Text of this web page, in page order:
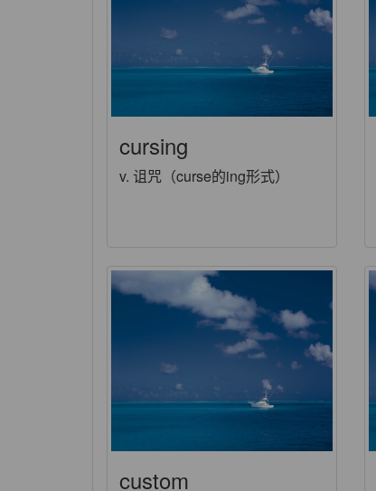
cursing
v. 诅咒（curse的ing形式）
custom